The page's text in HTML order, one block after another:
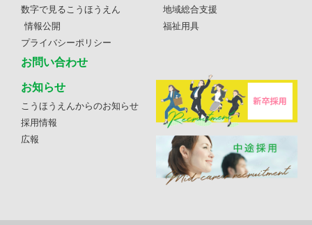
数字で見るこうほうえん
情報公開
プライバシーポリシー
お問い合わせ
地域総合支援
福祉用具
お知らせ
こうほうえんからのお知らせ
採用情報
広報